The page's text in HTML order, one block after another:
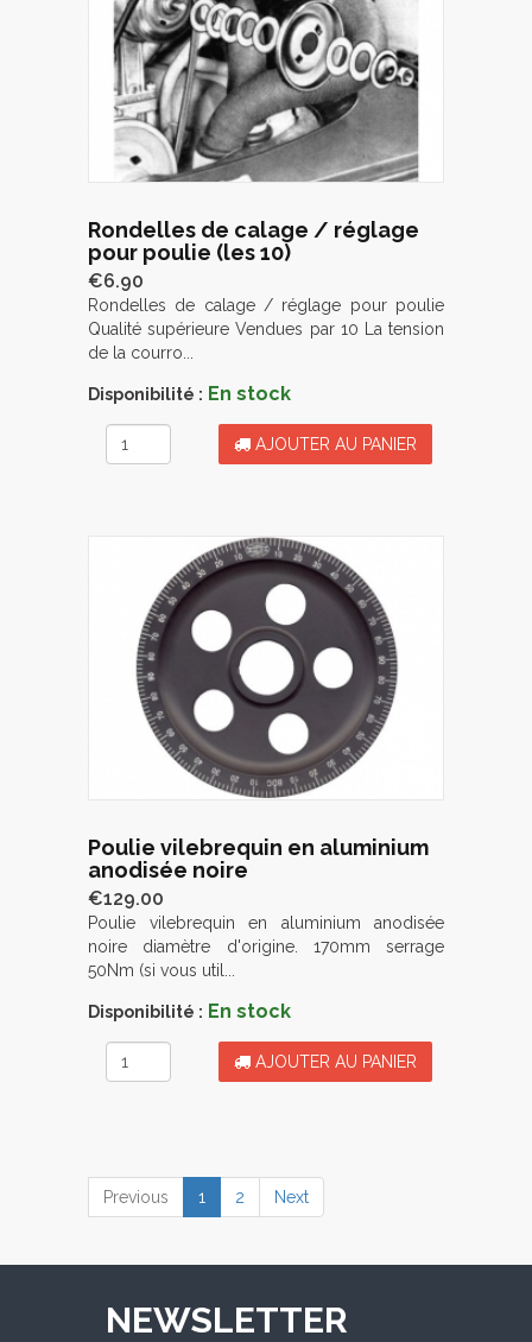
Rondelles de calage / réglage
pour poulie (les 10)
€6.90
Rondelles de calage / réglage pour poulie
Qualité supérieure Vendues par 10 La tension
de la courro...
Disponibilité : En stock
AJOUTER AU PANIER
Poulie vilebrequin en aluminium
anodisée noire
€129.00
Poulie vilebrequin en aluminium anodisée
noire diamètre d'origine. 170mm serrage
50Nm (si vous util...
Disponibilité : En stock
AJOUTER AU PANIER
Previous 1 (current)
2 Next
NEWSLETTER